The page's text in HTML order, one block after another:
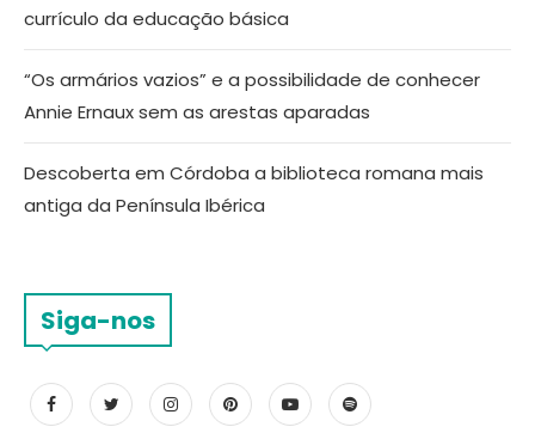
currículo da educação básica
“Os armários vazios” e a possibilidade de conhecer
Annie Ernaux sem as arestas aparadas
Descoberta em Córdoba a biblioteca romana mais
antiga da Península Ibérica
Siga-nos